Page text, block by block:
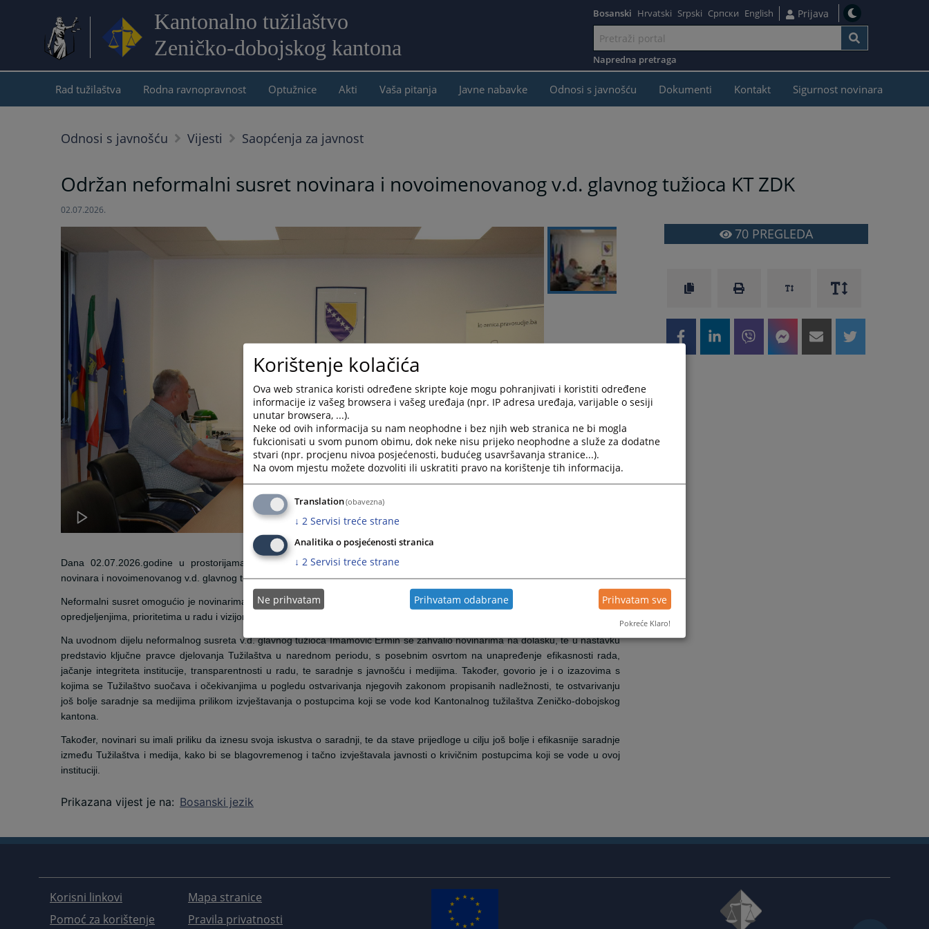
Kantonalno tužilaštvo
Zeničko-dobojskog kantona
sadržaj
Bosanski Hrvatski Srpski Српски English Prijava
Napredna pretraga
Rad tužilaštva Rodna ravnopravnost Optužnice Akti Vaša pitanja Javne nabavke Odnosi s javnošću Dokumenti Kontakt Sigurnost novinara
Odnosi s javnošću Vijesti Saopćenja za javnost
Održan neformalni susret novinara i novoimenovanog v.d. glavnog tužioca KT ZDK
02.07.2026.
Dana 02.07.2026.godine u prostorijama Kantonalnog tužilaštva Zeničko-dobojskog kantona održan je neformalni susret
novinara i novoimenovanog v.d. glavnog tužioca KT ZDK Imamović Ermina.
Neformalni susret omogućio je novinarima da se neposredno upoznaju sa novim v.d. glavnog tužioca, njegovim profesionalnim
opredjeljenjima, prioritetima u radu i vizijom daljnjeg razvoja Kantonalnog tužilaštva Zeničko-dobojskog kantona.
Na uvodnom dijelu neformalnog susreta v.d. glavnog tužioca Imamović Ermin se zahvalio novinarima na dolasku, te u nastavku
predstavio ključne pravce djelovanja Tužilaštva u narednom periodu, s posebnim osvrtom na unapređenje efikasnosti rada,
jačanje integriteta institucije, transparentnosti u radu, te saradnje s javnošću i medijima. Također, govorio je i o izazovima s
kojima se Tužilaštvo suočava i očekivanjima u pogledu ostvarivanja njegovih zakonom propisanih nadležnosti, te ostvarivanju
još bolje saradnje sa medijima prilikom izvještavanja o postupcima koji se vode kod Kantonalnog tužilaštva Zeničko-dobojskog
kantona.
Također, novinari su imali priliku da iznesu svoja iskustva o saradnji, te da stave prijedloge u cilju još bolje i efikasnije saradnje
između Tužilaštva i medija, kako bi se blagovremenog i tačno izvještavala javnosti o krivičnim postupcima koji se vode u ovoj
instituciji.
Prikazana vijest je na: Bosanski jezik
70PREGLEDA
Korisni linkovi
Pomoć za korištenje
Mapa stranice
Pravila privatnosti
Korištenje kolačića
Ova web stranica koristi određene skripte koje mogu pohranjivati i koristiti određene
informacije iz vašeg browsera i vašeg uređaja (npr. IP adresa uređaja, varijable o sesiji
unutar browsera, ...).
Neke od ovih informacija su nam neophodne i bez njih web stranica ne bi mogla
fukcionisati u svom punom obimu, dok neke nisu prijeko neophodne a služe za dodatne
stvari (npr. procjenu nivoa posjećenosti, budućeg usavršavanja stranice...).
Na ovom mjestu možete dozvoliti ili uskratiti pravo na korištenje tih informacija.
Translation(obavezna)
↓ 2 Servisi treće strane
Analitika o posjećenosti stranica
↓ 2 Servisi treće strane
Ne prihvatam Prihvatam odabrane Prihvatam sve
Pokreće Klaro!